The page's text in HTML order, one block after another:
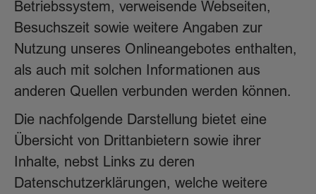
Betriebssystem, verweisende Webseiten,
Besuchszeit sowie weitere Angaben zur
Nutzung unseres Onlineangebotes enthalten,
als auch mit solchen Informationen aus
anderen Quellen verbunden werden können.
Die nachfolgende Darstellung bietet eine
Übersicht von Drittanbietern sowie ihrer
Inhalte, nebst Links zu deren
Datenschutzerklärungen, welche weitere